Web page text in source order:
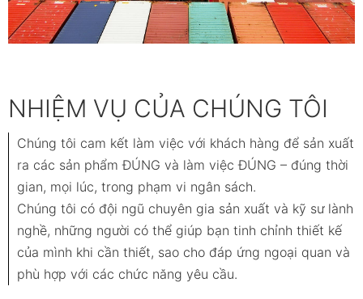
NHIỆM VỤ CỦA CHÚNG TÔI
Chúng tôi cam kết làm việc với khách hàng để sản xuất
ra các sản phẩm ĐÚNG và làm việc ĐÚNG – đúng thời
gian, mọi lúc, trong phạm vi ngân sách.
Chúng tôi có đội ngũ chuyên gia sản xuất và kỹ sư lành
nghề, những người có thể giúp bạn tinh chỉnh thiết kế
của mình khi cần thiết, sao cho đáp ứng ngoại quan và
phù hợp với các chức năng yêu cầu.